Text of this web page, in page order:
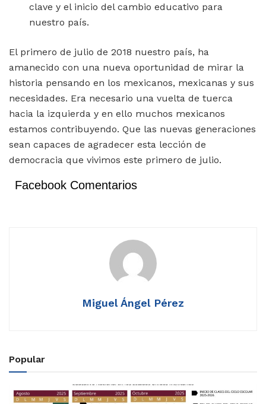
clave y el inicio del cambio educativo para
nuestro país.
El primero de julio de 2018 nuestro país, ha
amanecido con una nueva oportunidad de mirar la
historia pensando en los mexicanos, mexicanas y sus
necesidades. Era necesario una vuelta de tuerca
hacia la izquierda y en ello muchos mexicanos
estamos contribuyendo. Que las nuevas generaciones
sean capaces de agradecer esta lección de
democracia que vivimos este primero de julio.
Facebook Comentarios
Miguel Ángel Pérez
Popular